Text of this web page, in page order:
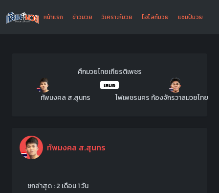
หน้าแรก ข่าวมวย วิเคราะห์มวย ไฮไลท์มวย แชมป์มวย
ศึกมวยไทยเกียรติเพชร
เสมอ
ทัพมงคล ส.สุนทร ไฟเพชรนคร ก้องจักรวาลมวยไทย
ทัพมงคล ส.สุนทร
ชกล่าสุด : 2 เดือน 1 วัน